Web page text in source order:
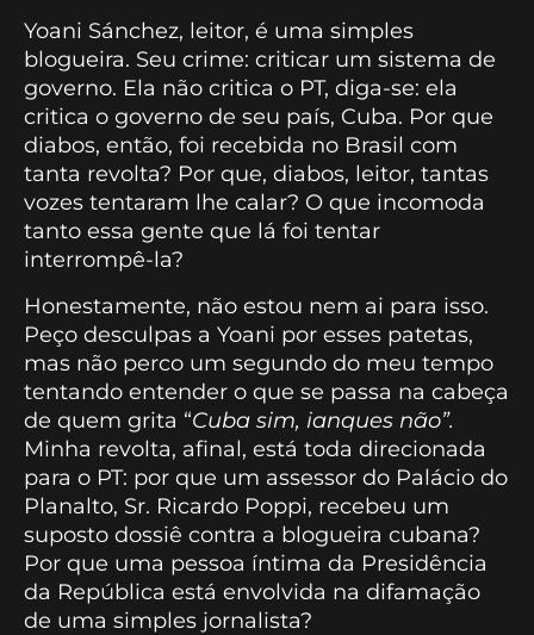
Yoani Sánchez, leitor, é uma simples
blogueira. Seu crime: criticar um sistema de
governo. Ela não critica o PT, diga-se: ela
critica o governo de seu país, Cuba. Por que
diabos, então, foi recebida no Brasil com
tanta revolta? Por que, diabos, leitor, tantas
vozes tentaram lhe calar? O que incomoda
tanto essa gente que lá foi tentar
interrompê-la?
Honestamente, não estou nem ai para isso.
Peço desculpas a Yoani por esses patetas,
mas não perco um segundo do meu tempo
tentando entender o que se passa na cabeça
de quem grita “Cuba sim, ianques não”.
Minha revolta, afinal, está toda direcionada
para o PT: por que um assessor do Palácio do
Planalto, Sr. Ricardo Poppi, recebeu um
suposto dossiê contra a blogueira cubana?
Por que uma pessoa íntima da Presidência
da República está envolvida na difamação
de uma simples jornalista?